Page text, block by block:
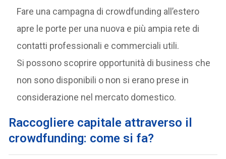
Fare una campagna di crowdfunding all’estero
apre le porte per una nuova e più ampia rete di
contatti professionali e commerciali utili.
Si possono scoprire opportunità di business che
non sono disponibili o non si erano prese in
considerazione nel mercato domestico.
Raccogliere capitale attraverso il
crowdfunding: come si fa?